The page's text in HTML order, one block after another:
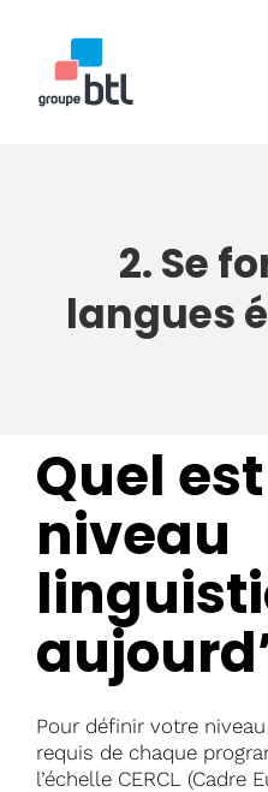
contenu
2. Se
langues
Quel
niveau
Pour définir votre
requis de chaque
l’échelle CERCL (Cadre